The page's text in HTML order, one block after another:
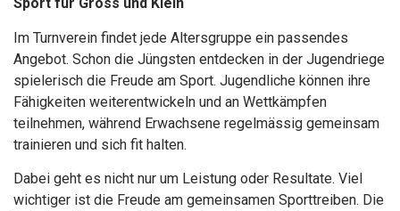
Im Turnverein findet jede Altersgruppe ein passendes
Angebot. Schon die Jüngsten entdecken in der Jugendriege
spielerisch die Freude am Sport. Jugendliche können ihre
Fähigkeiten weiterentwickeln und an Wettkämpfen
teilnehmen, während Erwachsene regelmässig gemeinsam
trainieren und sich fit halten.
Dabei geht es nicht nur um Leistung oder Resultate. Viel
wichtiger ist die Freude am gemeinsamen Sporttreiben. Die